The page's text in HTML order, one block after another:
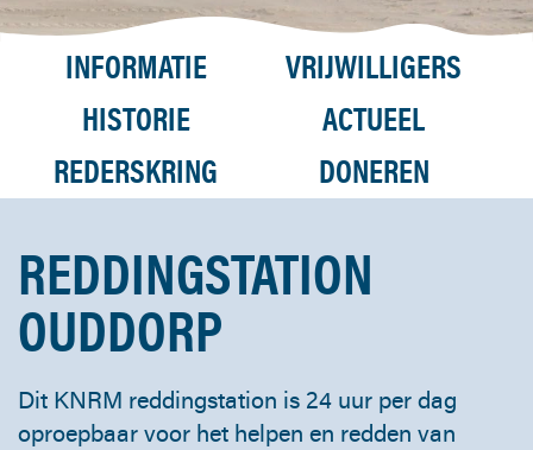
INFORMATIE
VRIJWILLIGERS
HISTORIE
ACTUEEL
REDERSKRING
DONEREN
REDDINGSTATION
OUDDORP
Dit KNRM reddingstation is 24 uur per dag
oproepbaar voor het helpen en redden van